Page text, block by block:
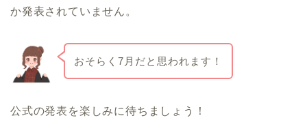
か発表されていません。
おそらく7月だと思われます！
公式の発表を楽しみに待ちましょう！